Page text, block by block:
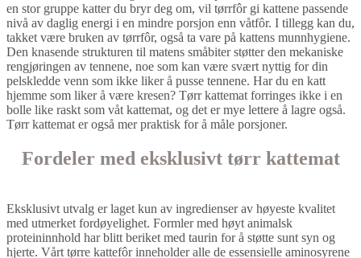
en stor gruppe katter du bryr deg om, vil tørrfôr gi kattene passende
nivå av daglig energi i en mindre porsjon enn våtfôr. I tillegg kan du,
takket være bruken av tørrfôr, også ta vare på kattens munnhygiene.
Den knasende strukturen til matens småbiter støtter den mekaniske
rengjøringen av tennene, noe som kan være svært nyttig for din
pelskledde venn som ikke liker å pusse tennene. Har du en katt
hjemme som liker å være kresen? Tørr kattemat forringes ikke i en
bolle like raskt som våt kattemat, og det er mye lettere å lagre også.
Tørr kattemat er også mer praktisk for å måle porsjoner.
Fordeler med eksklusivt tørr kattemat
Eksklusivt utvalg er laget kun av ingredienser av høyeste kvalitet
med utmerket fordøyelighet. Formler med høyt animalsk
proteininnhold har blitt beriket med taurin for å støtte sunt syn og
hjerte. Vårt tørre kattefôr inneholder alle de essensielle aminosyrene